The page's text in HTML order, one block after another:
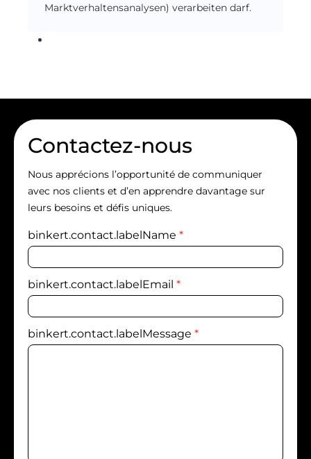
Marktverhaltensanalysen) verarbeiten darf.
Contactez-nous
Nous apprécions l’opportunité de communiquer
avec nos clients et d’en apprendre davantage sur
leurs besoins et défis uniques.
binkert.contact.labelName *
binkert.contact.labelEmail *
binkert.contact.labelMessage *